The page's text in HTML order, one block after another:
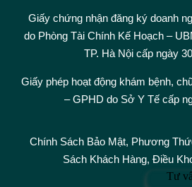
Giấy chứng nhận đăng ký doanh
do Phòng Tài Chính Kế Hoạch –
TP. Hà Nội cấp ngày
Giấy phép hoạt động khám bệnh,
– GPHD do Sở Y Tế cấp
Chính Sách Bảo Mật, Phương
Sách Khách Hàng, Điều